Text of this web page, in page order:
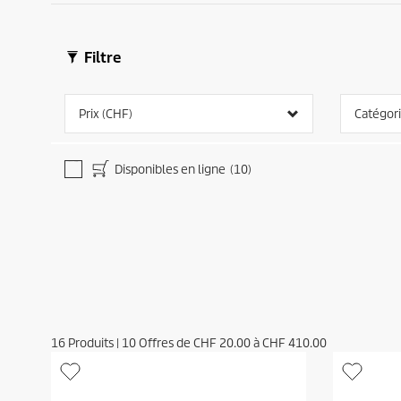
Filtre
Prix (CHF)
Disponibles en ligne (10)
16 Produits | 10Offres de CHF 20.00àCHF 410.00